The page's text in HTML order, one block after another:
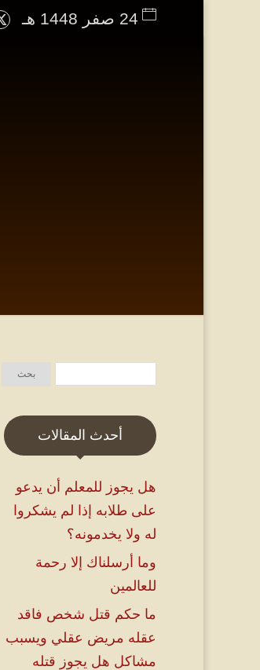
24 صفر 1448 هـ
أحدث المقالات
هل يجوز للمعلم أن يدعو
على طلابه إذا لم يشكروا
له ولا يخدمونه؟
وما أرسلناك إلا رحمة
للعالمين
ما حكم قتل شخص فاقد
عقله مريض عقلي ويسبب
مشاكل هل يجوز قتله